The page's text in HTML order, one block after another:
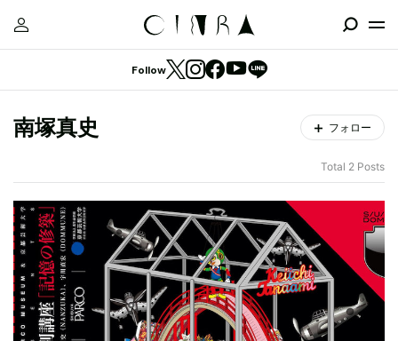
Follow
南塚真史 フォロー
Total 2 Posts